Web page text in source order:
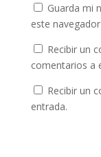
Guarda mi
este
Recibir un
comentarios a
Recibir un
entrada.